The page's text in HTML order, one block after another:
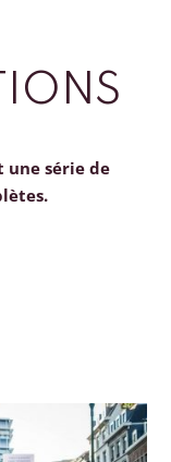
une série de